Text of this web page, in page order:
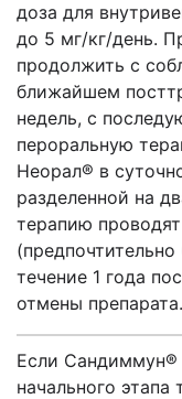
доза для
до 5 мг/кг/день.
продолжить с
ближайшем
недель, с
пероральную
Неорал® в
разделенной на
терапию
течение 1 года
отмены препарата.
Если Сандиммун®
начального